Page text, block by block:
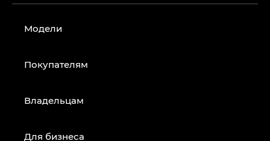
Модели
Покупателям
Владельцам
Для бизнеса